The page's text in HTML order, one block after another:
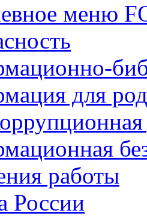
меню
для
работы
России